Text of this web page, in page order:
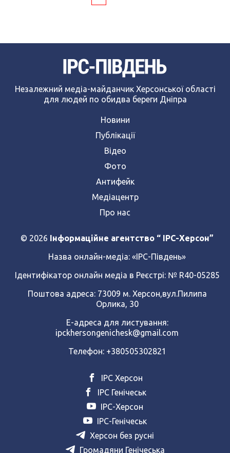
Незалежний медіа-майданчик Херсонської області
для людей по обидва береги Дніпра
Новини
Публікації
Відео
Фото
Антифейк
Медіацентр
Про нас
© 2026 Інформаційне агентство “ IPC-Херсон”
Назва онлайн-медіа: «ІРС-Південь»
Ідентифікатор онлайн медіа в Реєстрі: № R40-05285
Поштова адреса: 73009 м. Херсон,вул.Пилипа
Орлика, 30
Е-адреса для листування:
ipckhersongenichesk@gmail.com
Телефон: +380505302821
ІРС Херсон
ІРС Генічеськ
ІРС-Херсон
ІРС-Генічеськ
Херсон без русні
Громадяни Генічеська